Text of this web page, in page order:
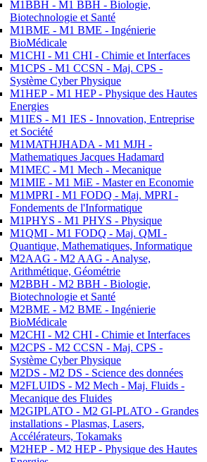
M1BBH - M1 BBH - Biologie,
Biotechnologie et Santé
M1BME - M1 BME - Ingénierie
BioMédicale
M1CHI - M1 CHI - Chimie et Interfaces
M1CPS - M1 CCSN - Maj. CPS -
Système Cyber Physique
M1HEP - M1 HEP - Physique des Hautes
Energies
M1IES - M1 IES - Innovation, Entreprise
et Société
M1MATHJHADA - M1 MJH -
Mathematiques Jacques Hadamard
M1MEC - M1 Mech - Mecanique
M1MIE - M1 MiE - Master en Economie
M1MPRI - M1 FODQ - Maj. MPRI -
Fondements de l'Informatique
M1PHYS - M1 PHYS - Physique
M1QMI - M1 FODQ - Maj. QMI -
Quantique, Mathematiques, Informatique
M2AAG - M2 AAG - Analyse,
Arithmétique, Géométrie
M2BBH - M2 BBH - Biologie,
Biotechnologie et Santé
M2BME - M2 BME - Ingénierie
BioMédicale
M2CHI - M2 CHI - Chimie et Interfaces
M2CPS - M2 CCSN - Maj. CPS -
Système Cyber Physique
M2DS - M2 DS - Science des données
M2FLUIDS - M2 Mech - Maj. Fluids -
Mecanique des Fluides
M2GIPLATO - M2 GI-PLATO - Grandes
installations - Plasmas, Lasers,
Accélérateurs, Tokamaks
M2HEP - M2 HEP - Physique des Hautes